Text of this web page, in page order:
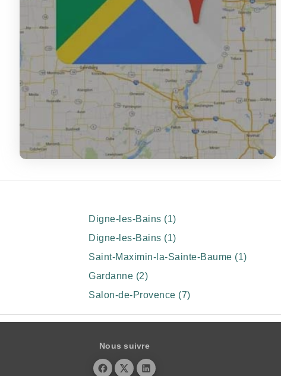
Digne-les-Bains (1)
Digne-les-Bains (1)
Saint-Maximin-la-Sainte-Baume (1)
Gardanne (2)
Salon-de-Provence (7)
Nous suivre